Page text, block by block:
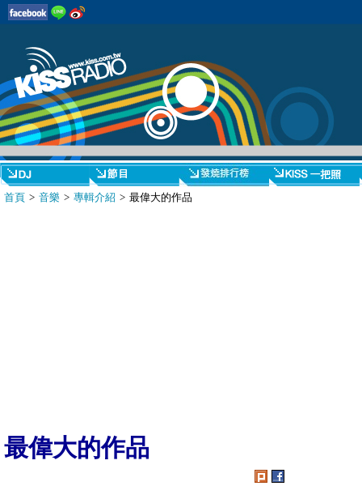
首頁 > 音樂 > 專輯介紹 > 最偉大的作品
最偉大的作品